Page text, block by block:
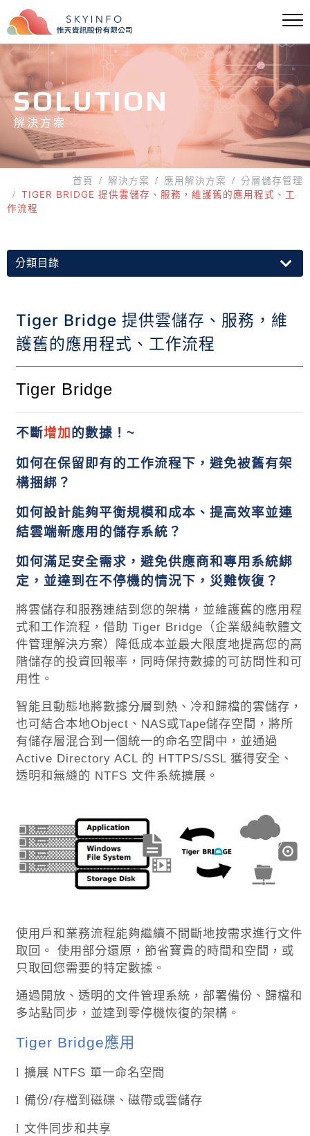
SOLUTION
解決方案
首頁 解決方案 應用解決方案
分層儲存管理
TIGER BRIDGE 提供雲儲存、服務，維護舊的應用程式、工
作流程
分類目錄
Tiger Bridge 提供雲儲存、服務，維
護舊的應用程式、工作流程
Tiger Bridge
不斷增加 的數據！ ~
如何在保留即有的工作流程下，避免被舊有架
構捆綁？
如何設計能夠平衡規模和成本、提高效率並連
結雲端新應用的儲存系統？
如何滿足安全需求，避免供應商和專用系統綁
定，並達到在不停機的情況下，災難恢復？
將雲儲存和服務連結到您的架構，並維護舊的應用程
式和工作流程，借助 Tiger Bridge （企業級純軟體文
件管理解決方案）降低成本並最大限度地提高您的高
階儲存的投資回報率，同時保持數據的可訪問性和可
用性。
智能且動態地將數據分層到熱、冷和歸檔的雲儲存，
也可結合本地Object 、 NAS或Tape儲存空間，將所
有儲存層混合到一個統一的命名空間中，並通過
Active Directory ACL 的 HTTPS/SSL 獲得安全、
透明和無縫的 NTFS 文件系統擴展。
使用戶和業務流程能夠繼續不間斷地按需求進行文件
取回。 使用部分還原，節省寶貴的時間和空間，或
只取回您需要的特定數據。
通過開放、透明的文件管理系統，部署備份、歸檔和
多站點同步，並達到零停機恢復的架構。
Tiger Bridge應用
l 擴展 NTFS 單一命名空間
l 備份/存檔到磁碟、磁帶或雲儲存
l 文件同步和共享